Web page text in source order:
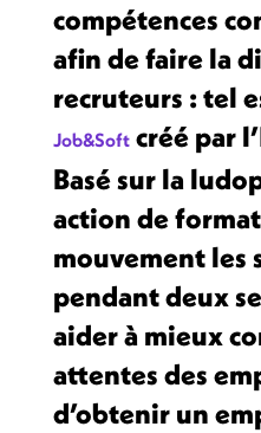
compétences
afin de faire la
recruteurs : tel
Job&Softcréé par
Basé sur la
action de
mouvement les
pendant deux
aider à mieux
attentes des
d’obtenir un